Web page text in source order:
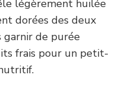
légèrement huilée
dorées des deux
garnir de purée
frais pour un petit-